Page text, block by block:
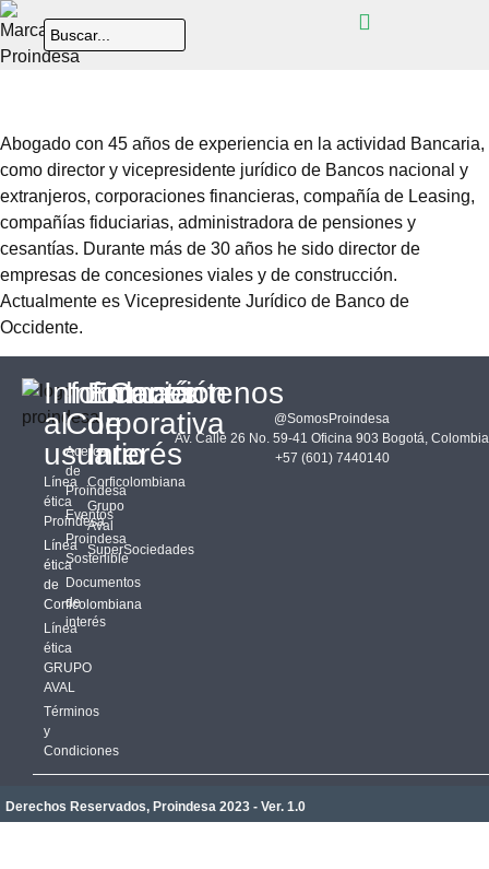
Abogado con 45 años de experiencia en la actividad Bancaria,
como director y vicepresidente jurídico de Bancos nacional y
extranjeros, corporaciones financieras, compañía de Leasing,
compañías fiduciarias, administradora de pensiones y
cesantías. Durante más de 30 años he sido director de
empresas de concesiones viales y de construcción.
Actualmente es Vicepresidente Jurídico de Banco de
Occidente.
Información
al
usuario
Línea
ética
Proindesa
Línea
ética
de
Corficolombiana
Línea
ética
GRUPO
AVAL
Términos
y
Condiciones
Información
Corporativa
Acerca
de
Proindesa
Eventos
Proindesa
Sostenible
Documentos
de
interés
Enlaces
de
Interés
Corficolombiana
Grupo
Aval
SuperSociedades
Contáctenos
@SomosProindesa
Av. Calle 26 No. 59-41 Oficina 903 Bogotá, Colombia
+57 (601) 7440140
Derechos Reservados, Proindesa 2023 - Ver. 1.0